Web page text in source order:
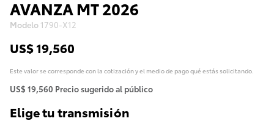
AVANZA MT2026
Modelo 1790-X12
US$ 19,560
Este valor se corresponde con la cotización y el medio de pago qué estás solicitando.
US$ 19,560 Precio sugerido al público
Elige tu transmisión